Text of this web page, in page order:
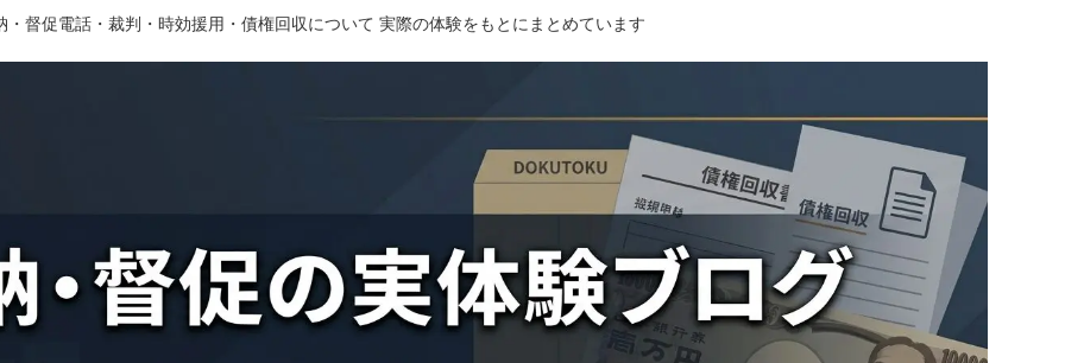
・督促電話・裁判・時効援用・債権回収について 実際の体験をもとにまとめています